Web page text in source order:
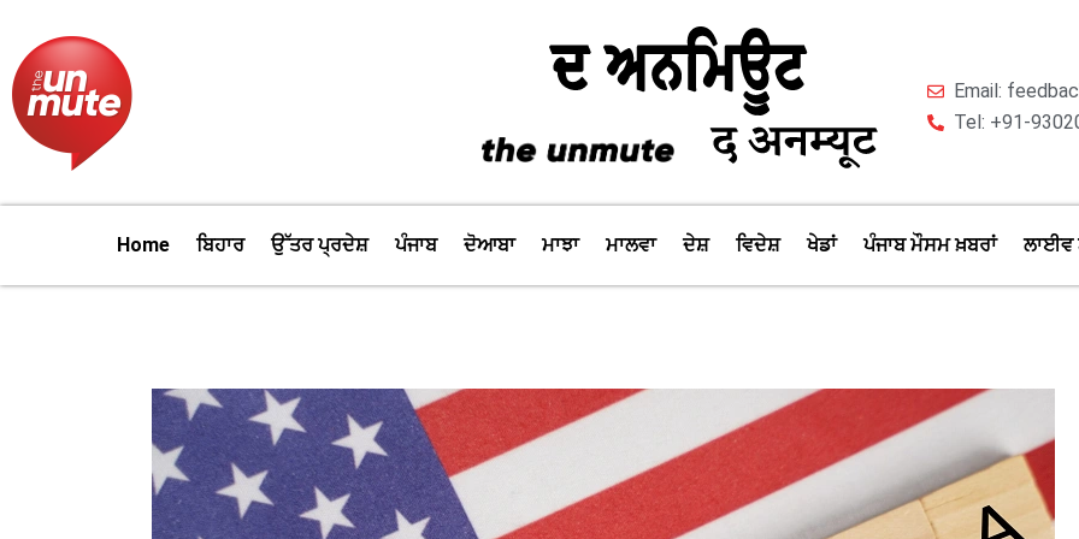
content
Email:
Tel: +91-
Home ਬਿਹਾਰ ਉੱਤਰ ਪ੍ਰਦੇਸ਼ ਪੰਜਾਬ ਦੋਆਬਾ ਮਾਝਾ ਮਾਲਵਾ ਦੇਸ਼ ਵਿਦੇਸ਼ ਖੇਡਾਂ ਪੰਜਾਬ ਮੌਸਮ ਖ਼ਬਰਾਂ ਲਾਈਵ